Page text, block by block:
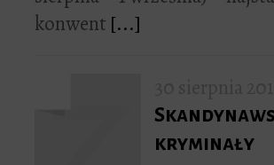
konwent [...]
kryminały